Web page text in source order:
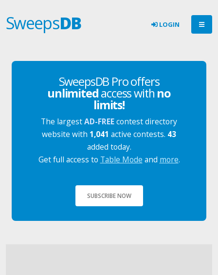
SweepsDB LOGIN
SweepsDB Pro offers
unlimitedaccess with no
limits!
The largestAD-FREEcontest directory
website with 1,041 active contests. 43
added today.
Get full access to Table Mode and more.
SUBSCRIBE NOW